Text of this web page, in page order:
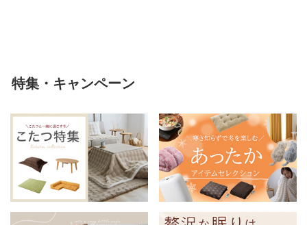
特集・キャンペーン